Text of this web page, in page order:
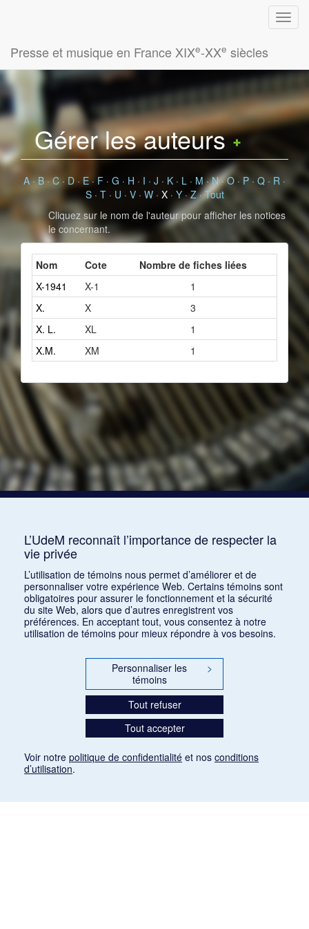
Presse et musique en France XIXe-XXe siècles
Gérer les auteurs
A·B·C · D·E· F · G · H · I · J · K · L · M·N·O · P· Q · R ·
S· T· U · V· W· X· Y·Z·Tout
Cliquez sur le nom de l'auteur pour afficher les notices
le concernant.
Nom Cote
Nombre de fiches liées
X-1941
X-1
1
X.
X
3
X. L.
XL
1
X.M.
XM 1
L’UdeM reconnaît l’importance de respecter la
vie privée
L’utilisation de témoins nous permet d’améliorer et de
personnaliser votre expérience Web. Certains témoins sont
obligatoires pour assurer le fonctionnement et la sécurité
du site Web, alors que d’autres enregistrent vos
préférences. En acceptant tout, vous consentez à notre
utilisation de témoins pour mieux répondre à vos besoins.
Personnaliser les
témoins
>
Tout refuser
Tout accepter
Voir notre politique de confidentialité et nos conditions
d’utilisation.